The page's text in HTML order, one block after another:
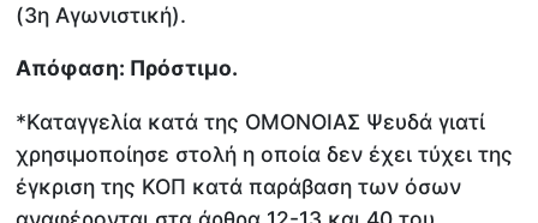
(3η Αγωνιστική).
Απόφαση: Πρόστιμο.
*Καταγγελία κατά της ΟΜΟΝΟΙΑΣ Ψευδά γιατί
χρησιμοποίησε στολή η οποία δεν έχει τύχει της
έγκριση της ΚΟΠ κατά παράβαση των όσων